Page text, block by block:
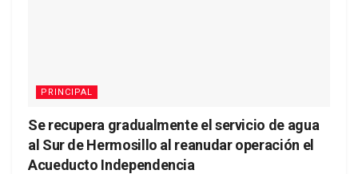
PRINCIPAL
Se recupera gradualmente el servicio de agua
al Sur de Hermosillo al reanudar operación el
Acueducto Independencia